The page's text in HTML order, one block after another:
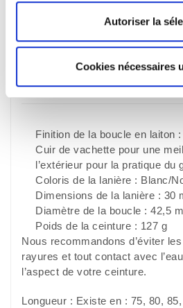
Autoriser la
Cookies nécessaires
détails du
Finition de la boucle en laiton
Cuir de vachette pour une
l’extérieur pour la pratique du
Coloris de la lanière : Blanc/
Dimensions de la lanière : 30
Diamètre de la boucle : 42,5
Poids de la ceinture : 127 g
Nous recommandons d’éviter
rayures et tout contact avec
l’aspect de votre ceinture.
Longueur : Existe en : 75, 80,